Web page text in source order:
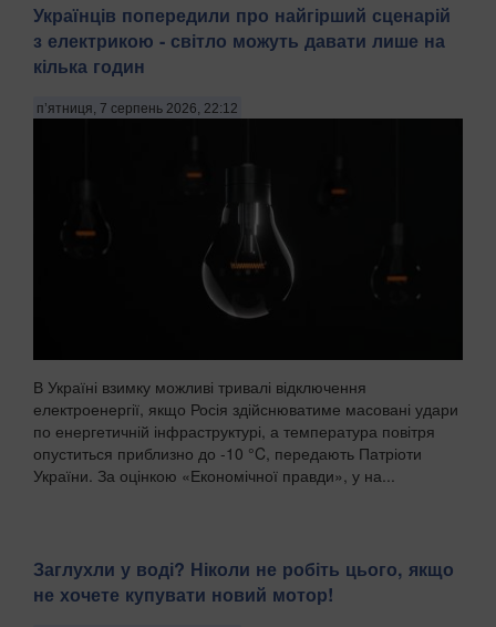
Українців попередили про найгірший сценарій
з електрикою - світло можуть давати лише на
кілька годин
п’ятниця, 7 серпень 2026, 22:12
В Україні взимку можливі тривалі відключення
електроенергії, якщо Росія здійснюватиме масовані удари
по енергетичній інфраструктурі, а температура повітря
опуститься приблизно до -10 °C, передають Патріоти
України. За оцінкою «Економічної правди», у на...
Заглухли у воді? Ніколи не робіть цього, якщо
не хочете купувати новий мотор!